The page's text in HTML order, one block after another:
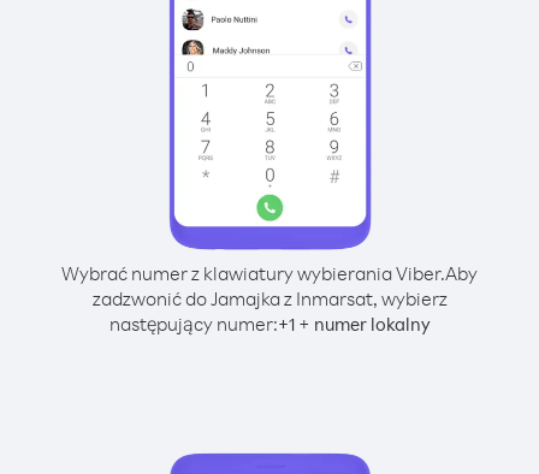
Wybrać numer z klawiatury wybierania Viber.Aby
zadzwonić do Jamajka z Inmarsat, wybierz
następujący numer:+1+ numer lokalny